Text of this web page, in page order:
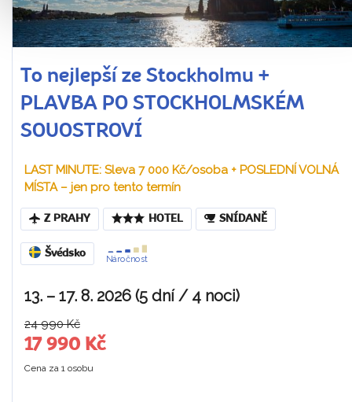
To nejlepší ze Stockholmu +
PLAVBA PO STOCKHOLMSKÉM
SOUOSTROVÍ
LAST MINUTE: Sleva 7 000 Kč/osoba + POSLEDNÍ VOLNÁ
MÍSTA – jen pro tento termín
Z PRAHY HOTEL SNÍDANĚ
Švédsko
Náročnost
13. – 17. 8. 2026 (5 dní / 4 noci)
24 990 Kč
17 990 Kč
Cena za 1 osobu